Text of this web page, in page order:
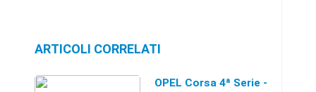
ARTICOLI CORRELATI
OPEL Corsa 4ª Serie -